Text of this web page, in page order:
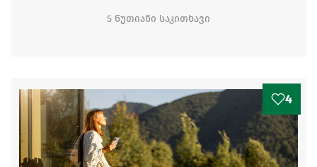
5 წუთიანი საკითხავი
4